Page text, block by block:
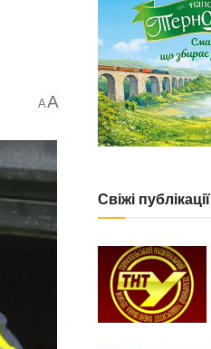
AA
Свіжі публікації